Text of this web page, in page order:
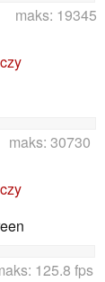
maks: 19345
maks: 30730
125.8 fps